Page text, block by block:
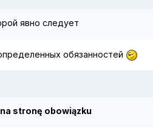
явно следует
обязанностей
na stronę obowiązku